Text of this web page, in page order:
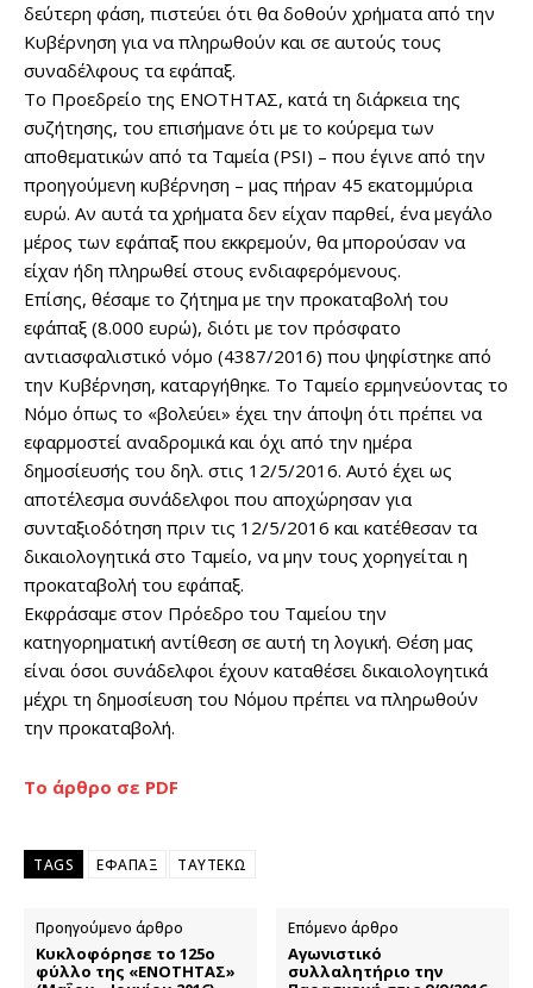
δεύτερη φάση, πιστεύει ότι θα δοθούν χρήματα από την
Κυβέρνηση για να πληρωθούν και σε αυτούς τους
συναδέλφους τα εφάπαξ.
Το Προεδρείο της ΕΝΟΤΗΤΑΣ, κατά τη διάρκεια της
συζήτησης, του επισήμανε ότι με το κούρεμα των
αποθεματικών από τα Ταμεία (PSΙ) – που έγινε από την
προηγούμενη κυβέρνηση – μας πήραν 45 εκατομμύρια
ευρώ. Αν αυτά τα χρήματα δεν είχαν παρθεί, ένα μεγάλο
μέρος των εφάπαξ που εκκρεμούν, θα μπορούσαν να
είχαν ήδη πληρωθεί στους ενδιαφερόμενους.
Επίσης, θέσαμε το ζήτημα με την προκαταβολή του
εφάπαξ (8.000 ευρώ), διότι με τον πρόσφατο
αντιασφαλιστικό νόμο (4387/2016) που ψηφίστηκε από
την Κυβέρνηση, καταργήθηκε. Το Ταμείο ερμηνεύοντας το
Νόμο όπως το «βολεύει» έχει την άποψη ότι πρέπει να
εφαρμοστεί αναδρομικά και όχι από την ημέρα
δημοσίευσής του δηλ. στις 12/5/2016. Αυτό έχει ως
αποτέλεσμα συνάδελφοι που αποχώρησαν για
συνταξιοδότηση πριν τις 12/5/2016 και κατέθεσαν τα
δικαιολογητικά στο Ταμείο, να μην τους χορηγείται η
προκαταβολή του εφάπαξ.
Εκφράσαμε στον Πρόεδρο του Ταμείου την
κατηγορηματική αντίθεση σε αυτή τη λογική. Θέση μας
είναι όσοι συνάδελφοι έχουν καταθέσει δικαιολογητικά
μέχρι τη δημοσίευση του Νόμου πρέπει να πληρωθούν
την προκαταβολή.
Το άρθρο σε PDF
TAGS ΕΦΑΠΑΞ ΤΑΥΤΕΚΩ
Προηγούμενο άρθρο
Κυκλοφόρησε το 125ο
φύλλο της «ΕΝΟΤΗΤΑΣ»
Επόμενο άρθρο
Αγωνιστικό
συλλαλητήριο την